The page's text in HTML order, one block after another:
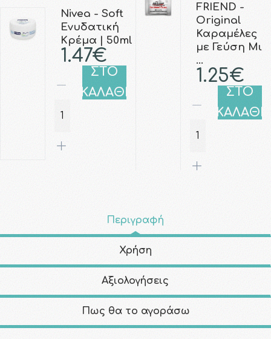
Nivea - Soft
Ενυδατική
Κρέμα | 50ml
1.47€
ΣΤΟ
ΚΑΛΑΘΙ
FRIEND -
Original
Καραμέλες
με Γεύση Μι
…
1.25€
ΣΤΟ
ΚΑΛΑΘΙ
Περιγραφή
Χρήση
Αξιολογήσεις
Πως θα το αγοράσω